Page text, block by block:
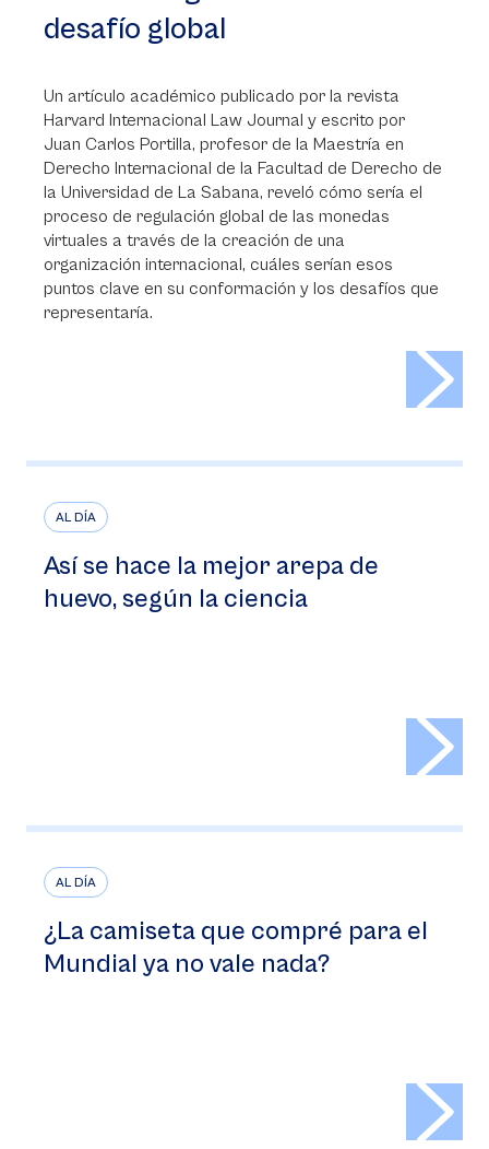
desafío global
Un artículo académico publicado por la revista
Harvard Internacional Law Journal y escrito por
Juan Carlos Portilla, profesor de la Maestría en
Derecho Internacional de la Facultad de Derecho de
la Universidad de La Sabana, reveló cómo sería el
proceso de regulación global de las monedas
virtuales a través de la creación de una
organización internacional, cuáles serían esos
puntos clave en su conformación y los desafíos que
representaría.
AL DÍA
Así se hace la mejor arepa de
huevo, según la ciencia
AL DÍA
¿La camiseta que compré para el
Mundial ya no vale nada?